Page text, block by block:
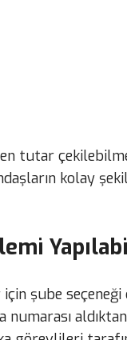
tutar
kolay
şube
numarası